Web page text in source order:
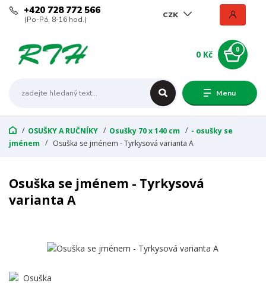
Menu
CZK
+420 728 772 566
(Po-Pá, 8-16 hod.)
0
0 Kč
OSUŠKY A RUČNÍKY Osušky 70 x 140 cm
- osušky se
jménem
Osuška se jménem - Tyrkysová varianta A
Osuška se jménem - Tyrkysová
varianta A